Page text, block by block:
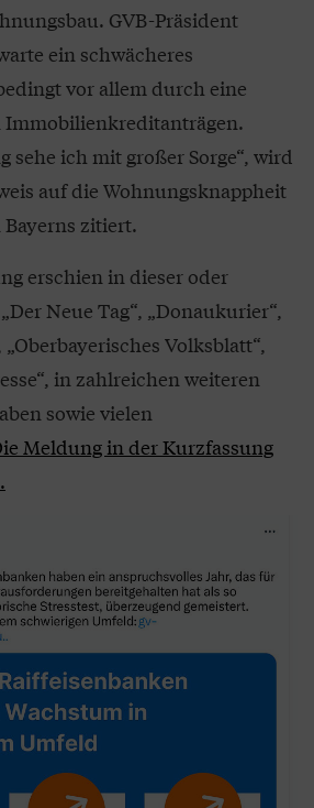
GVB-Präsident
ein schwächeres
vor allem durch eine
Immobilienkreditanträgen.
sehe ich mit großer Sorge“, wird
auf die Wohnungsknappheit
zitiert.
erschien in dieser oder
Neue Tag“, „Donaukurier“,
Volksblatt“,
in zahlreichen weiteren
sowie vielen
Meldung in der Kurzfassung